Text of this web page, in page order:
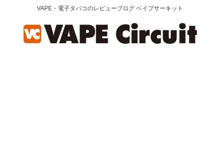
VAPE・電子タバコのレビューブログ ベイプサーキット